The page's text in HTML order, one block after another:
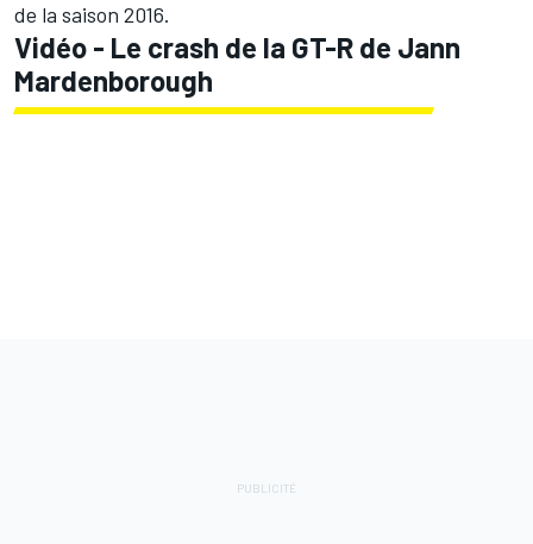
de la saison 2016.
Vidéo - Le crash de la GT-R de Jann
Mardenborough